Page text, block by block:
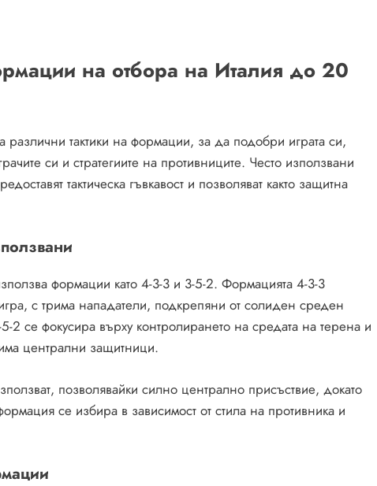
на отбора на Италия до 20
тактики на формации, за да подобри играта си,
си и стратегиите на противниците. Често използвани
тактическа гъвкавост и позволяват както защитна
формации като 4-3-3 и 3-5-2. Формацията 4-3-3
с трима нападатели, подкрепяни от солиден среден
2 се фокусира върху контролирането на средата на терена и
централни защитници.
позволявайки силно централно присъствие, докато
се избира в зависимост от стила на противника и